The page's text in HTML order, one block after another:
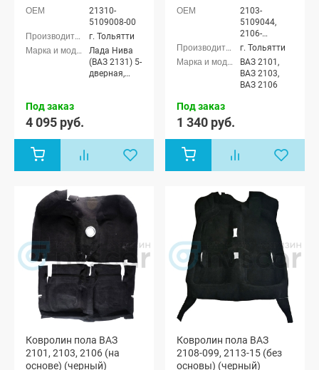
21310-
5109008-00
г. Тольятти
Лада Нива
(ВАЗ 2131) 5-
дверная,
Под заказ
4 095 руб.
2103-
5109044,
2106-
5109014
г. Тольятти
ВАЗ 2101,
ВАЗ 2103,
ВАЗ 2106
Под заказ
1 340 руб.
Ковролин пола ВАЗ
2101, 2103, 2106 (на
основе) (черный)
Ковролин пола ВАЗ
2108-099, 2113-15 (без
основы) (черный)